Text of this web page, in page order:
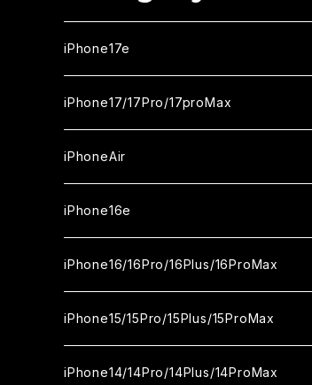
iPhone17e
ガラスフィルム
セラミックフィルム
カメラ用フィルム
iPhone17/17Pro/17proMax
iPhone17
ガラスフィルム
セラミックフィルム
iPhone17Pro
ガラスフィルム
セラミックフィルム
iPhone17proMax
ガラスフィルム
セラミックフィルム
iPhoneAir
ガラスフィルム
セラミックフィルム
カメラ用フィルム
iPhone16e
ガラスフィルム
セラミックフィルム
カメラ用フィルム
iPhone16/16Pro/16Plus/16ProMax
iPhone16
ガラスフィルム
iPhone16Pro
iPhone15/15Pro/15Plus/15ProMax
iPhone15
iPhone14/14Pro/14Plus/14ProMax